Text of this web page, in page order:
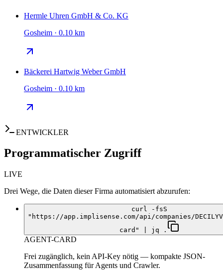
Hermle Uhren GmbH & Co. KG
Gosheim · 0.10 km
Bäckerei Hartwig Weber GmbH
Gosheim · 0.10 km
ENTWICKLER
Programmatischer Zugriff
LIVE
Drei Wege, die Daten dieser Firma automatisiert abzurufen:
curl -fsS
"https://app.implisense.com/api/companies/
card" | jq .
AGENT-CARD
Frei zugänglich, kein API-Key nötig — kompakte JSON-
Zusammenfassung für Agents und Crawler.